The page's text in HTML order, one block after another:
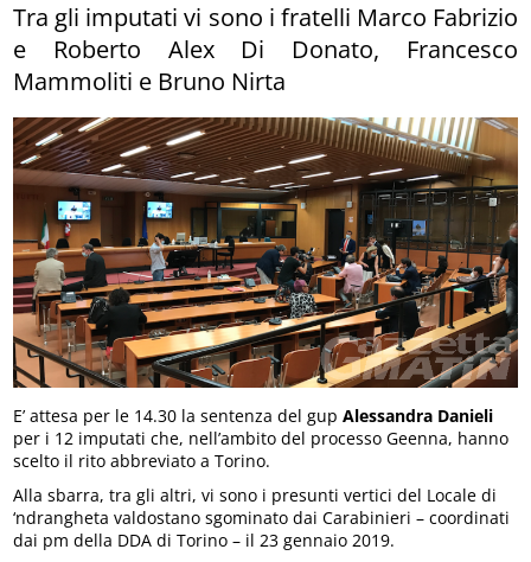
Tra gli imputati vi sono i fratelli Marco Fabrizio
e Roberto Alex Di Donato, Francesco
Mammoliti e Bruno Nirta
E’ attesa per le 14.30 la sentenza del gupAlessandra Danieli
per i 12 imputati che, nell’ambito del processo Geenna, hanno
scelto il rito abbreviato a Torino.
Alla sbarra, tra gli altri, vi sono i presunti vertici del Locale di
‘ndrangheta valdostano sgominato dai Carabinieri – coordinati
dai pm della DDA di Torino – il 23 gennaio 2019.